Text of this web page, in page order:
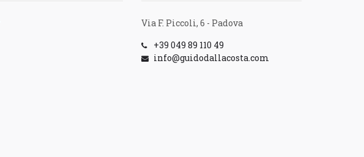
Via F. Piccoli, 6 - Padova
+39 049 89 110 49
info@guidodallacosta.com